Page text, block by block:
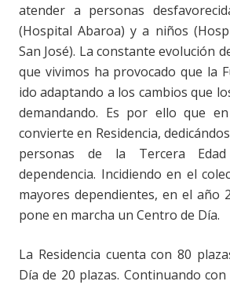
atender a personas
(Hospital Abaroa) y a niños
San José). La constante evolución
que vivimos ha provocado que la
ido adaptando a los cambios que
demandando. Es por ello que
convierte en Residencia,
personas de la Tercera
dependencia. Incidiendo en el
mayores dependientes, en el año
pone en marcha un Centro de Día.
La Residencia cuenta con 80
Día de 20 plazas. Continuando